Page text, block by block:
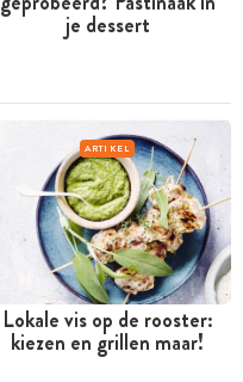
je dessert
ARTIKEL
Lokale vis op de rooster:
kiezen en grillen maar!